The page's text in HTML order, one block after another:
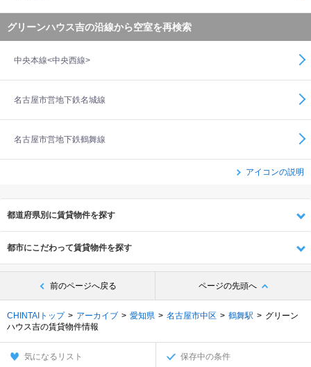
グリーンハウス吉の沿線から空室を再検索
中央本線<中央西線>
名古屋市営地下鉄名城線
名古屋市営地下鉄鶴舞線
アイコンの説明
都道府県別に賃貸物件を探す
都市にこだわって賃貸物件を探す
前のページへ戻る ページの先頭へ
CHINTAIトップ アーカイブ 愛知県 名古屋市中区 鶴舞駅
グリーン
ハウス吉の賃貸物件情報
気になるリスト 保存中の条件